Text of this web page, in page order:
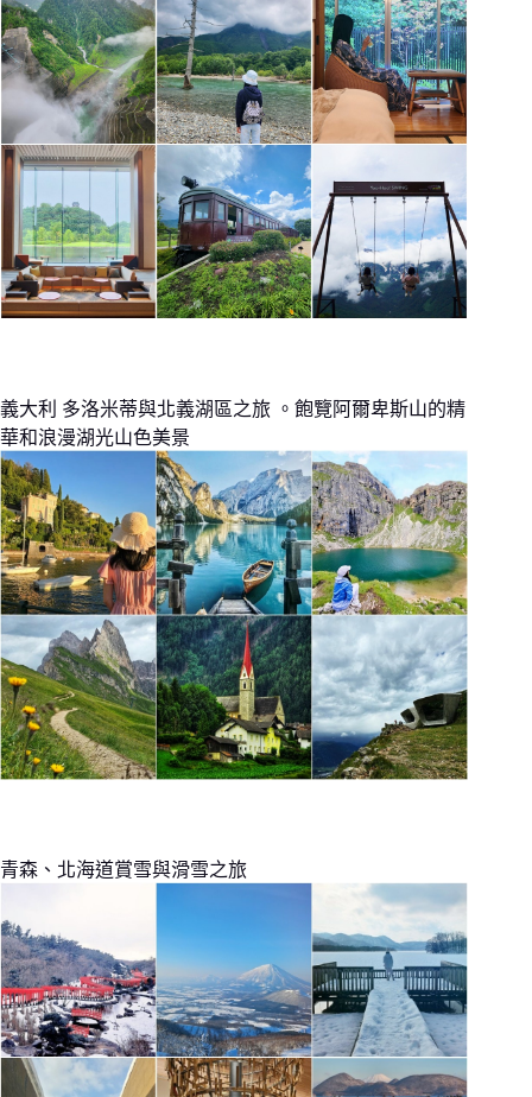
義大利 多洛米蒂與北義湖區之旅 。飽覽阿爾卑斯山的精
華和浪漫湖光山色美景
青森、北海道賞雪與滑雪之旅